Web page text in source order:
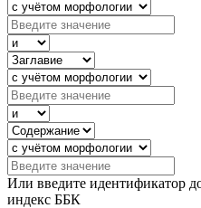
Или введите идентификатор
индекс ББК